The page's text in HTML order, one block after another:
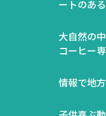
ートのあ
大自然の
コーヒー
情報で地